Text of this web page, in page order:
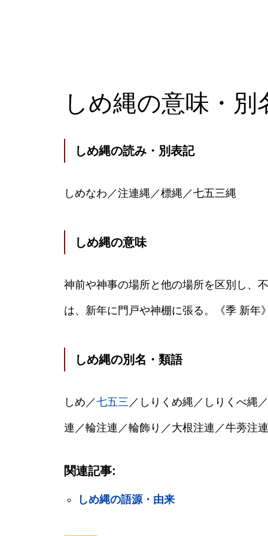
しめ縄の意味・別
しめ縄の読み・別表記
しめなわ／注連縄／標縄／七五三縄
しめ縄の意味
神前や神事の場所と他の場所を区別し、
は、新年に門戸や神棚に張る。《季 新年
しめ縄の別名・類語
しめ／七五三 ／しりくめ縄／しりくべ縄
連／輪注連／輪飾り／大根注連／牛蒡注
関連記事:
しめ縄の語源・由来